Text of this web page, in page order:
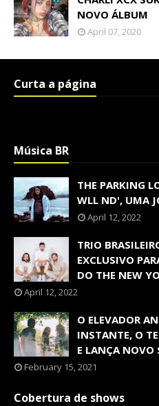
NOVO ÁLBUM
April 07, 2020
Curta a página
Música BR
THE PARKING
WLL ND', UMA
April 12, 2022
TRIO
EXCLUSIVO
DO THE NEW
April 12, 2022
O ELEVADOR
INSTANTE, O
E LANÇA NOVO
February 15, 2021
Cobertura de shows